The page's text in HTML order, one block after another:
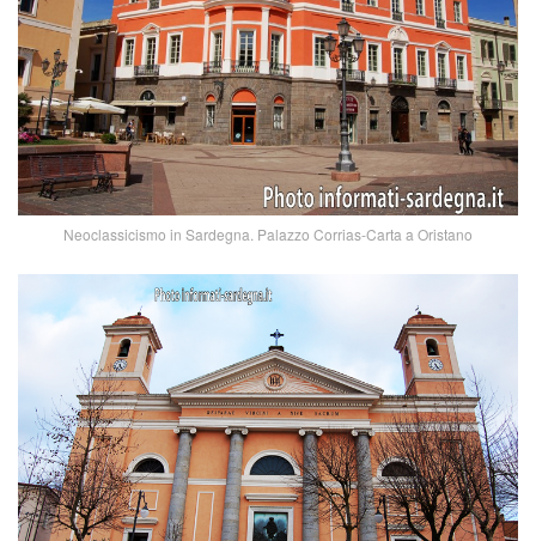
Neoclassicismo in Sardegna. Palazzo Corrias-Carta a Oristano